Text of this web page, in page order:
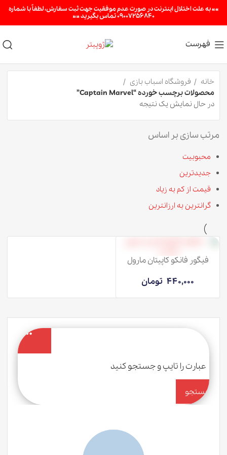
«« به علت اختلال اینترنت در صورت عدم موفقیت جهت ثبت سفارش، لطفاً با شماره
09007256840 تماس بگیرید »»
فهرست
جستجو
خانه
فروشگاه اسباب بازی
محصولات برچسب خورده “Captain Marvel”
در حال نمایش یک نتیجه
مرتب سازی بر اساس
محبوبیت
جدیدترین
قیمت از کم به زیاد
گرانترین به ارزانترین
فیگور فانکو کاپیتان مارول
440,000 تومان